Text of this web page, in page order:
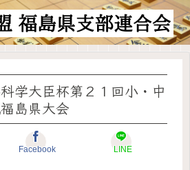
学大臣杯第２１回小・中
島県大会
Facebook LINE